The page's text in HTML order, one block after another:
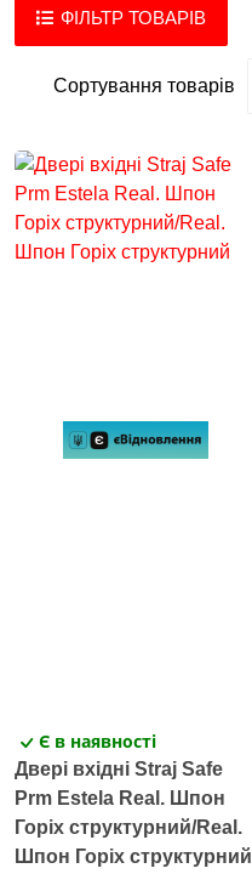
ФІЛЬТР ТОВАРІВ
Сортування товарів
Є в наявності
Двері вхідні Straj Safe
Prm Estela Real. Шпон
Горіх структурний/Real.
Шпон Горіх структурний